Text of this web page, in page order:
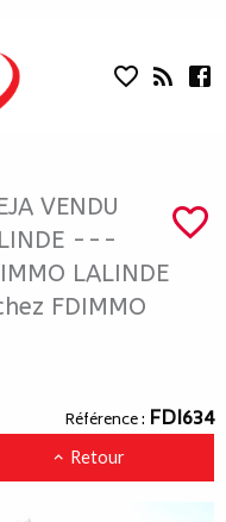
DEJA
Liens
VENDU
---
LALINDE
FDIMMO
Référence : FDI634
Retour